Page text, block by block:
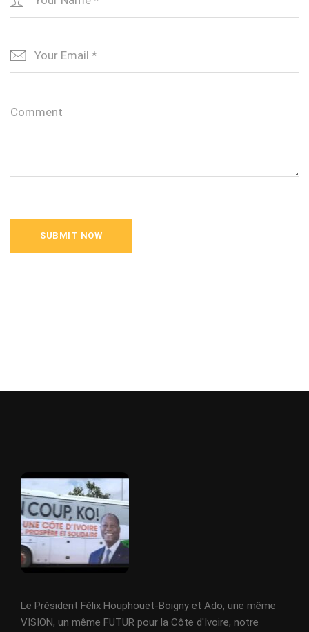
Le Président Félix Houphouët-Boigny et Ado, une même
VISION, un même FUTUR pour la Côte d'Ivoire, notre